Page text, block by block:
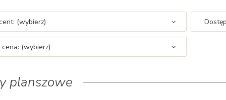
(wybierz)
cena: (wybierz)
planszowe